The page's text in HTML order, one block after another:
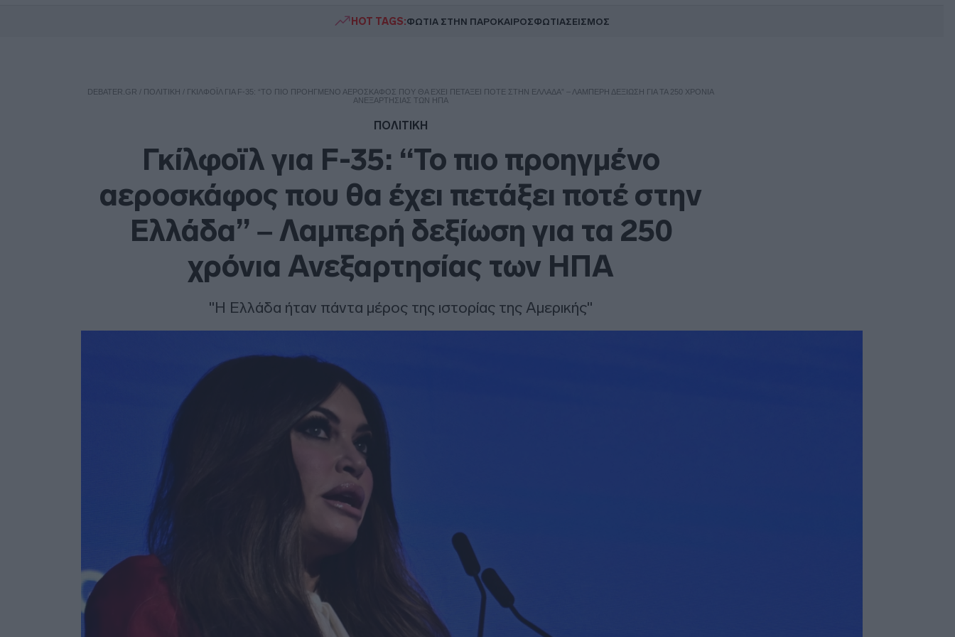
HOT TAGS:ΦΩΤΙΑ ΣΤΗΝ ΠΑΡΟΚΑΙΡΟΣΦΩΤΙΑΣΕΙΣΜΟΣ
DEBATER.GR / ΠΟΛΙΤΙΚΗ / ΓΚΊΛΦΟΪΛ ΓΙΑ F-35: “ΤΟ ΠΙΟ ΠΡΟΗΓΜΈΝΟ ΑΕΡΟΣΚΆΦΟΣ ΠΟΥ ΘΑ ΈΧΕΙ ΠΕΤΆΞΕΙ ΠΟΤΈ ΣΤΗΝ ΕΛΛΆΔΑ” – ΛΑΜΠΕΡΉ ΔΕΞΊΩΣΗ ΓΙΑ ΤΑ 250 ΧΡΌΝΙΑ
ΑΝΕΞΑΡΤΗΣΊΑΣ ΤΩΝ ΗΠΑ
ΠΟΛΙΤΙΚΗ
Γκίλφοϊλ για F-35: “Το πιο προηγμένο
αεροσκάφος που θα έχει πετάξει ποτέ στην
Ελλάδα” – Λαμπερή δεξίωση για τα 250
χρόνια Ανεξαρτησίας των ΗΠΑ
"Η Ελλάδα ήταν πάντα μέρος της ιστορίας της Αμερικής"